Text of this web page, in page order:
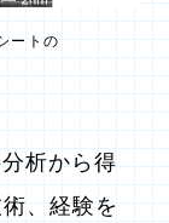
ートの
析から得
、経験を